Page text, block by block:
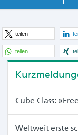
teilen
teilen
Cube Class:
Weltweit erste